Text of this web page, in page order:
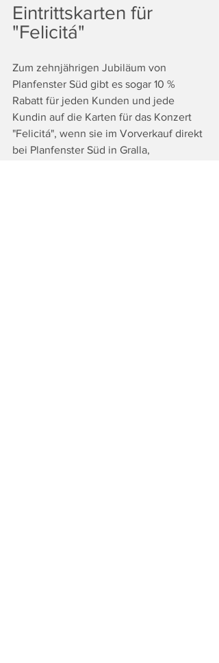
Eintrittskarten für
"Felicitá"
Zum zehnjährigen Jubiläum von
Planfenster Süd gibt es sogar 10 %
Rabatt für jeden Kunden und jede
Kundin auf die Karten für das Konzert
"Felicitá", wenn sie im Vorverkauf direkt
bei Planfenster Süd in Gralla,